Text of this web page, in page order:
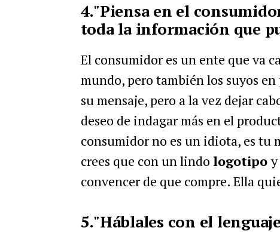
4."Piensa en el
toda la información que
El consumidor es un ente que va
mundo, pero también los suyos
su mensaje, pero a la vez dejar
deseo de indagar más en el
consumidor no es un idiota, es tu
crees que con un lindo logotipo
convencer de que compre. Ella
5."Háblales con el